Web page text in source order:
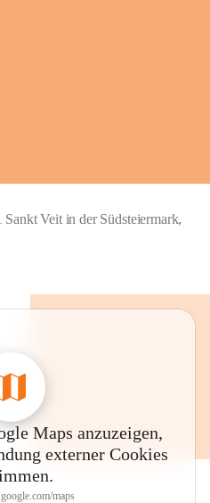
Veit in der Südsteiermark,
Maps anzuzeigen,
externer Cookies
maps